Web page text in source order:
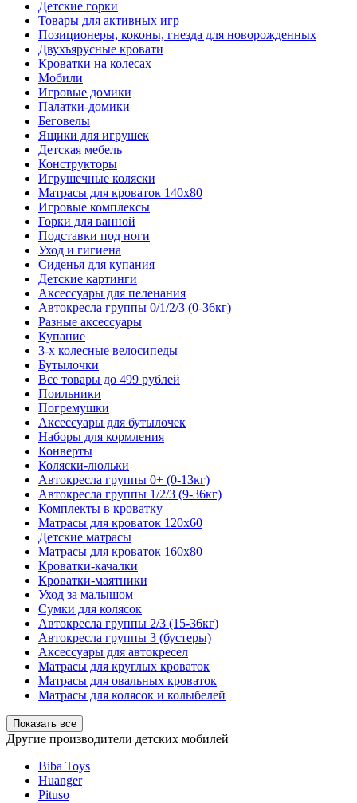
Детские горки
Товары для активных игр
Позиционеры, коконы, гнезда для новорожденных
Двухъярусные кровати
Кроватки на колесах
Мобили
Игровые домики
Палатки-домики
Беговелы
Ящики для игрушек
Детская мебель
Конструкторы
Игрушечные коляски
Матрасы для кроваток 140х80
Игровые комплексы
Горки для ванной
Подставки под ноги
Уход и гигиена
Сиденья для купания
Детские картинги
Аксессуары для пеленания
Автокресла группы 0/1/2/3 (0-36кг)
Разные аксессуары
Купание
3-х колесные велосипеды
Бутылочки
Все товары до 499 рублей
Поильники
Погремушки
Аксессуары для бутылочек
Наборы для кормления
Конверты
Коляски-люльки
Автокресла группы 0+ (0-13кг)
Автокресла группы 1/2/3 (9-36кг)
Комплекты в кроватку
Матрасы для кроваток 120х60
Детские матрасы
Матрасы для кроваток 160х80
Кроватки-качалки
Кроватки-маятники
Уход за малышом
Сумки для колясок
Автокресла группы 2/3 (15-36кг)
Автокресла группы 3 (бустеры)
Аксессуары для автокресел
Матрасы для круглых кроваток
Матрасы для овальных кроваток
Матрасы для колясок и колыбелей
Показать все
Другие производители детских мобилей
Biba Toys
Huanger
Pituso